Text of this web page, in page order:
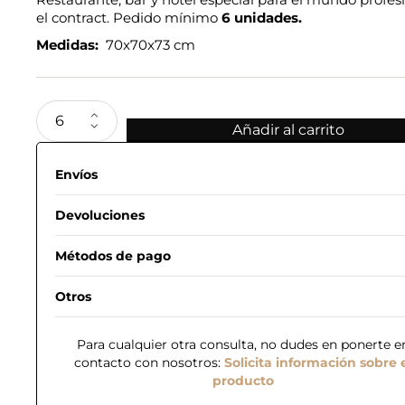
el contract. Pedido mínimo 6 unidades.
Medidas: 70x70x73 cm
Añadir al carrito
Envíos
Devoluciones
Métodos de pago
Otros
Para cualquier otra consulta, no dudes en ponerte
contacto con nosotros: Solicita información sobre
producto